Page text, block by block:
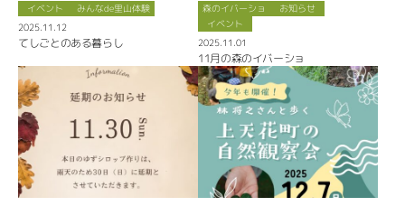
イベント
みんなde里山体験
2025.11.12
てしごとのある暮らし
森のイバーショ
お知らせ
イベント
2025.11.01
11月の森のイバーショ